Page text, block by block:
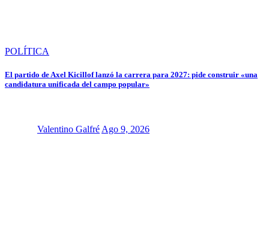
POLÍTICA
El partido de Axel Kicillof lanzó la carrera para 2027: pide construir «una
candidatura unificada del campo popular»
Valentino GalfréAgo 9, 2026